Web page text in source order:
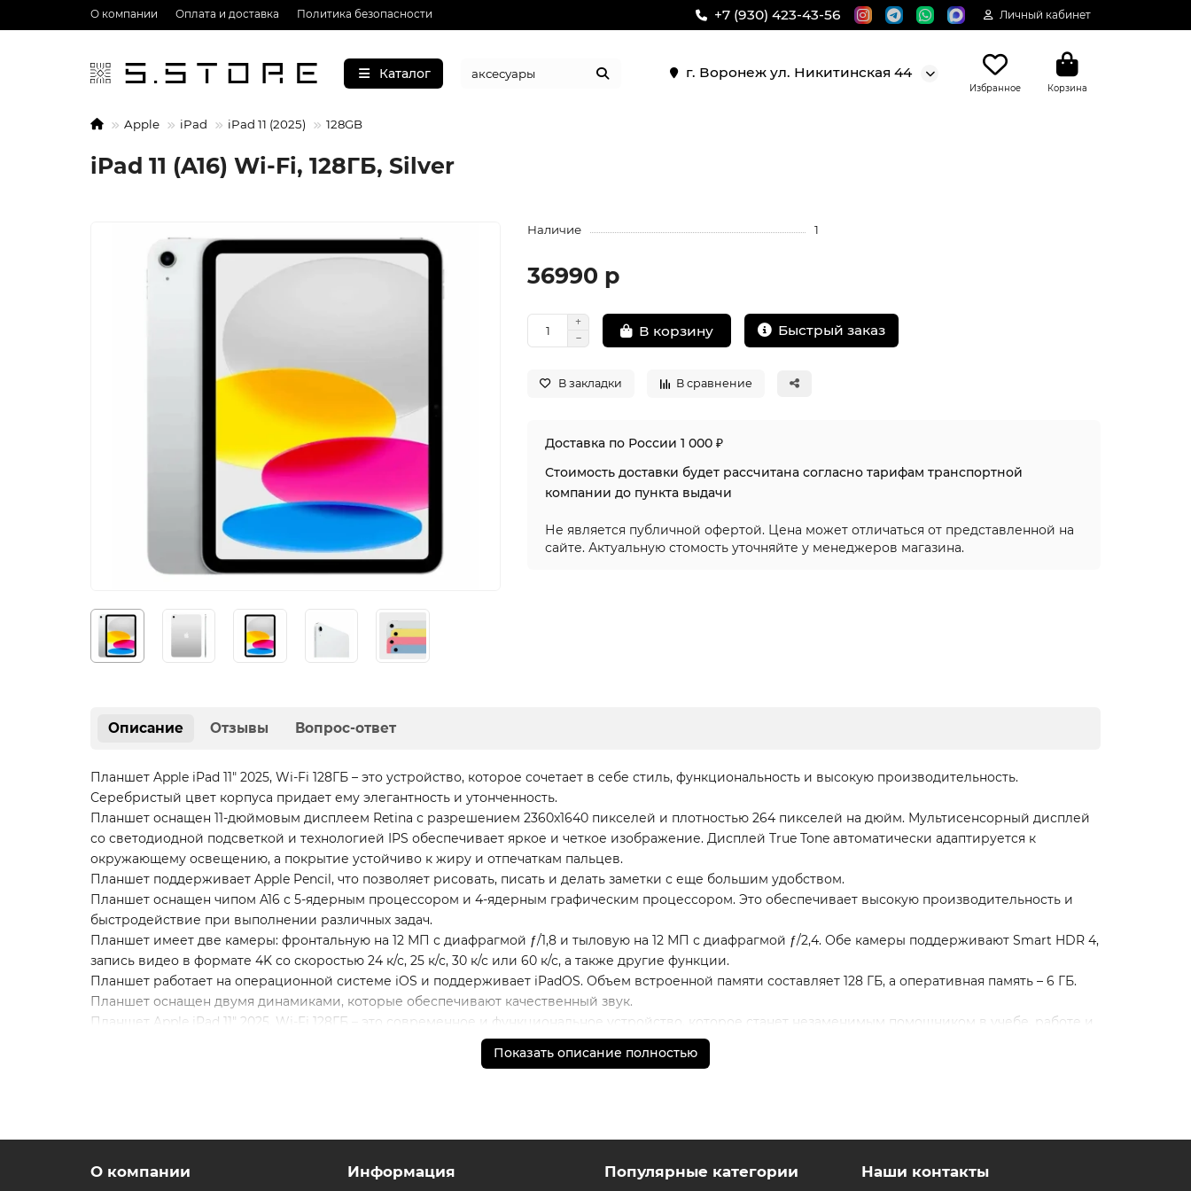
О компании Оплата и доставка Политика безопасности +7 (930) 423-43-56 Личный кабинет
Каталог г. Воронеж ул. Никитинская 44
Избранное Корзина
Apple iPad iPad 11 (2025) 128GB
iPad 11 (A16) Wi-Fi, 128ГБ, Silver
Наличие 1
36990 р
В корзину Быстрый заказ
В закладки В сравнение
Доставка по России 1 000 ₽
Стоимость доставки будет рассчитана согласно тарифам транспортной
компании до пункта выдачи
Не является публичной офертой. Цена может отличаться от представленной на
сайте. Актуальную стомость уточняйте у менеджеров магазина.
Описание Отзывы Вопрос-ответ
Планшет Apple iPad 11" 2025, Wi-Fi 128ГБ – это устройство, которое сочетает в себе стиль, функциональность и высокую производительность.
Серебристый цвет корпуса придает ему элегантность и утонченность.
Планшет оснащен 11-дюймовым дисплеем Retina с разрешением 2360x1640 пикселей и плотностью 264 пикселей на дюйм. Мультисенсорный дисплей
со светодиодной подсветкой и технологией IPS обеспечивает яркое и четкое изображение. Дисплей True Tone автоматически адаптируется к
окружающему освещению, а покрытие устойчиво к жиру и отпечаткам пальцев.
Планшет поддерживает Apple Pencil, что позволяет рисовать, писать и делать заметки с еще большим удобством.
Планшет оснащен чипом A16 с 5-ядерным процессором и 4-ядерным графическим процессором. Это обеспечивает высокую производительность и
быстродействие при выполнении различных задач.
Планшет имеет две камеры: фронтальную на 12 МП с диафрагмой ƒ/1,8 и тыловую на 12 МП с диафрагмой ƒ/2,4. Обе камеры поддерживают Smart HDR 4,
запись видео в формате 4K со скоростью 24 к/с, 25 к/с, 30 к/с или 60 к/с, а также другие функции.
Планшет работает на операционной системе iOS и поддерживает iPadOS. Объем встроенной памяти составляет 128 ГБ, а оперативная память – 6 ГБ.
Планшет оснащен двумя динамиками, которые обеспечивают качественный звук.
Планшет Apple iPad 11" 2025, Wi-Fi 128ГБ – это современное и функциональное устройство, которое станет незаменимым помощником в учебе, работе и
Показать описание полностью
О компании Информация Популярные категории Наши контакты